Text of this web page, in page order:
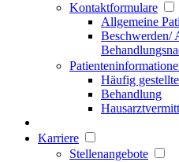
Kontaktformulare
Allgemeine
Beschwerden/
Häufig
Behandlung
Karriere
Stellenangebote